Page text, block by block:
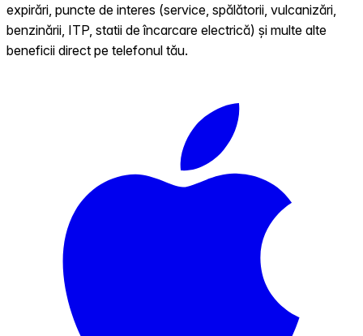
expirări, puncte de interes (service, spălătorii, vulcanizări,
benzinării, ITP, statii de încarcare electrică) și multe alte
beneficii direct pe telefonul tău.